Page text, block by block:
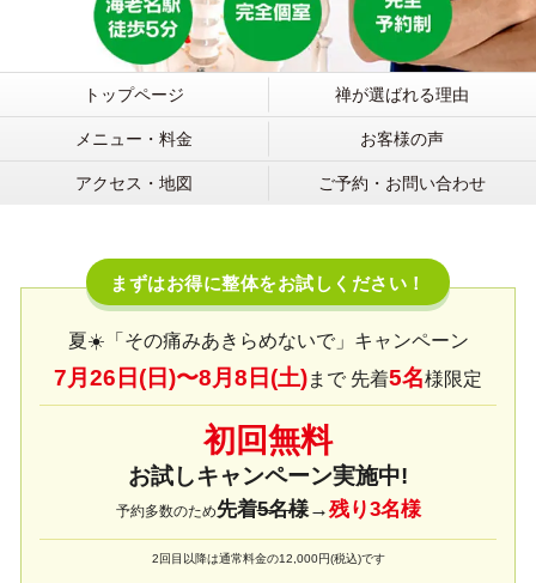
トップページ 禅が選ばれる理由
メニュー・料金 お客様の声
アクセス・地図 ご予約・お問い合わせ
まずはお得に整体をお試しください！
夏☀️「その痛みあきらめないで」キャンペーン
7月26日(日)〜8月8日(土)まで 先着5名様限定
初回無料
お試しキャンペーン実施中!
予約多数のため先着5名様→残り3名様
2回目以降は通常料金の12,000円(税込)です